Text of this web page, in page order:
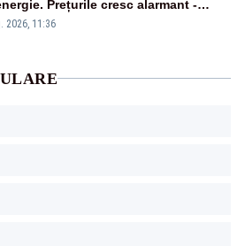
Prețurile cresc alarmant -
Realitatea Plus
2026, 11:36